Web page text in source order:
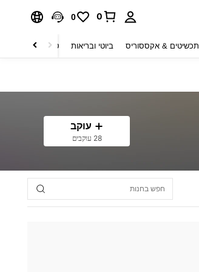
0
0
תכשיטים & אקססוריס ביוטי ובריאות טקסטיל לבית
עוקב
28 עוקבים